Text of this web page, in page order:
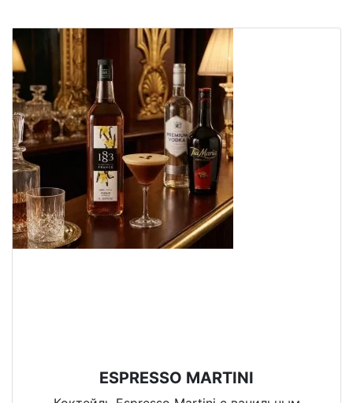
ESPRESSO MARTINI